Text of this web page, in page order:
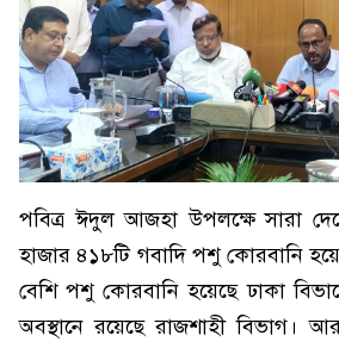
পবিত্র ঈদুল আজহা উপলক্ষে সারা
হাজার ৪১৮টি গবাদি পশু কোরবানি
বেশি পশু কোরবানি হয়েছে ঢাকা
অবস্থানে রয়েছে রাজশাহী বিভাগ।